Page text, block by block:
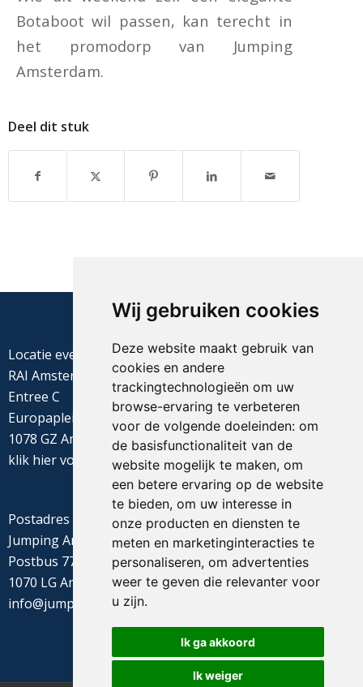
Wij gebruiken cookies
Deze website maakt gebruik van
cookies en andere
trackingtechnologieën om uw
browse-ervaring te verbeteren
voor de volgende doeleinden: om
de basisfunctionaliteit van de
website mogelijk te maken, om
een betere ervaring op de website
te bieden, om uw interesse in
onze producten en diensten te
meten en marketinginteracties te
personaliseren, om advertenties
weer te geven die relevanter voor
u zijn.
Ik ga akkoord
Ik weiger
Botaboot wil passen, kan terecht in
het promodorp van Jumping
Amsterdam.
Deel dit stuk
Locatie evenement
RAI Amsterdam
Entree C
Europaplein 22
1078 GZ Amsterdam
klik hiervoor de routebeschrijving
Postadres
Jumping Amsterdam
Postbus 77655
1070 LG Amsterdam
info@jumpingamsterdam.nl